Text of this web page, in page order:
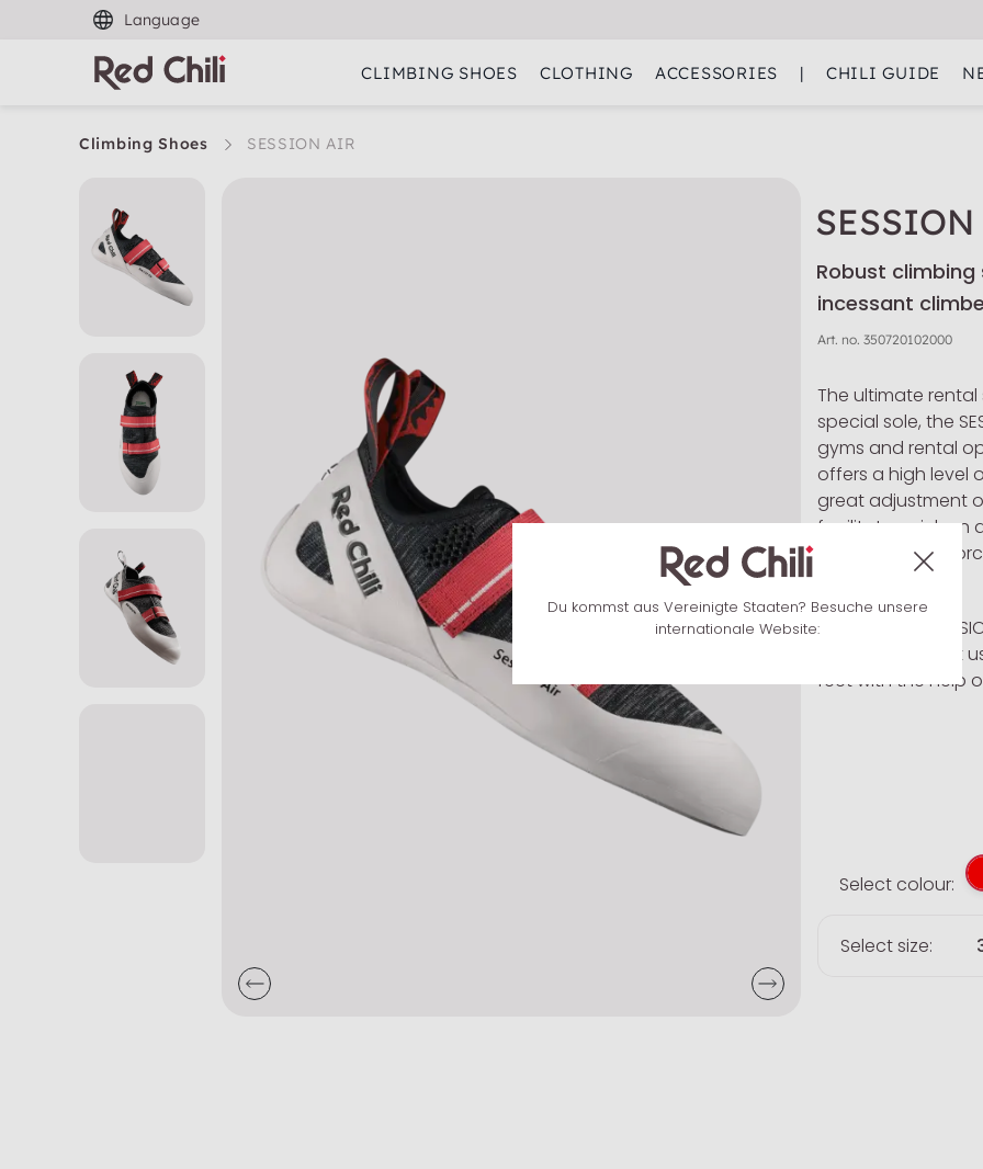
Language
CLIMBING SHOES CLOTHING ACCESSORIES | CHILI GUIDE
Climbing Shoes SESSION AIR
Robust
incessant
Art. no. 350720102000
The ultimate
special sole, the
gyms and rental
offers a high level
great adjustment
facilitate quick on
particularly
climbing wall.
The fit of the
SESSION AIR is
feet with the help
Select colour:
Select size:
Du kommst aus Vereinigte Staaten? Besuche unsere
internationale Website: